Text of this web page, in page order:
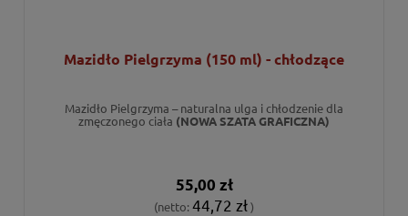
Mazidło Pielgrzyma (150 ml) - chłodzące
Mazidło Pielgrzyma – naturalna ulga i chłodzenie dla
zmęczonego ciała (NOWA SZATA GRAFICZNA)
55,00 zł
(netto: 44,72 zł)